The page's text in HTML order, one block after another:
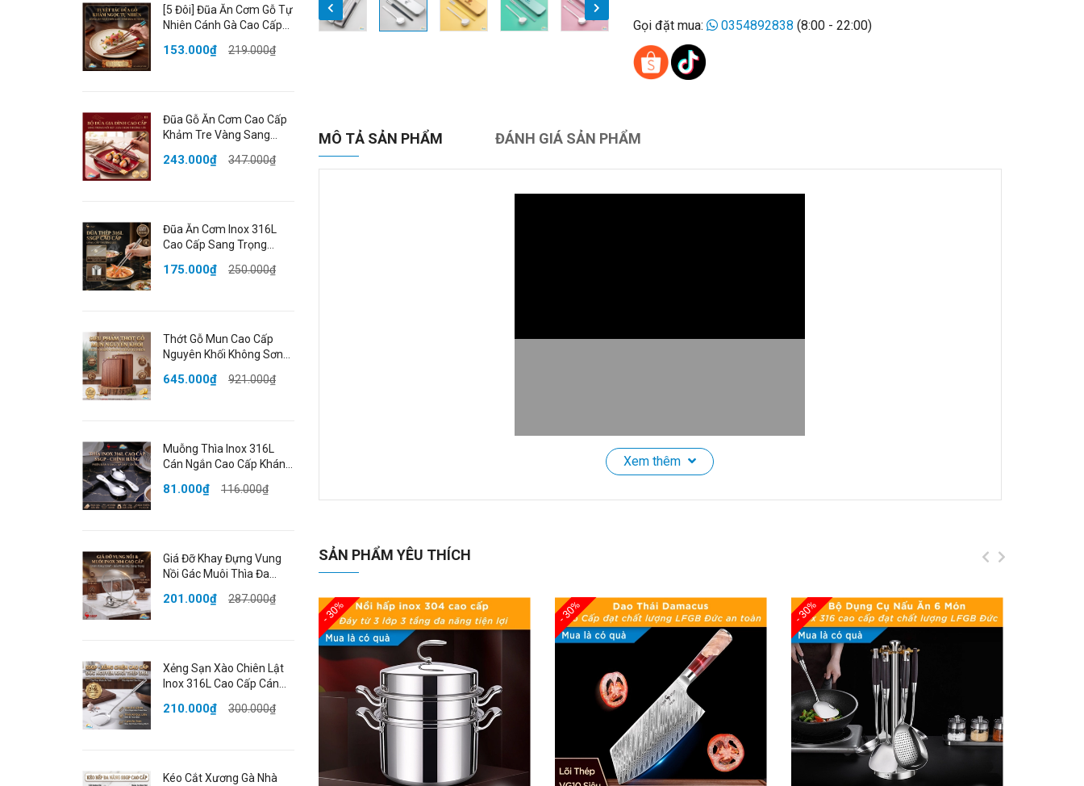
Gọi đặt mua: 0354892838 (8:00 - 22:00)
MÔ TẢ SẢN PHẨM ĐÁNH GIÁ SẢN PHẨM
✔️Tính năng - Lợi ích sản phẩm:
- Bộ thìa đũa cá nhân chất liệu inox 304 cao cấp an toàn tuyệt đối với sức khỏe
- Kích thước bộ thìa đũa nhỏ gọn dễ dàng bỏ túi mang đi phù hợp với: đi làm văn phòng, đi chơi, đi du lịch, ...
- Sử dụng xong rửa sạnh dễ dàng cất gọn vào hộp nhanh chóng.
- Hộp đậy kín bao quản thìa đũa trong điều kiện tốt nhất.
- Khăn lau đi kèm bộ thìa đũa tiện lợi hơn thích hơn.
- Thiết kế bộ thìa đũa nhỏ gọn đơn giản nhưng cầm trên tay sẽ rất sang trọng.
🌈Thông tin sản phẩm:
Xem thêm
SẢN PHẨM YÊU THÍCH
- 30% - 30% - 30%
[5 Đôi] Đũa Ăn Cơm Gỗ Tự
Nhiên Cánh Gà Cao Cấp
Trọng Chống Ẩm Mốc
153.000₫ 219.000₫
Đũa Gỗ Ăn Cơm Cao Cấp
Khảm Tre Vàng Sang
Nhiệt Không Ẩm Mốc An
243.000₫ 347.000₫
Đũa Ăn Cơm Inox 316L
Cao Cấp Sang Trọng
Chống Trượt Cách Nhiệt
175.000₫ 250.000₫
Thớt Gỗ Mun Cao Cấp
Nguyên Khối Không Sơn
Chín Đạt Chất Lượng
645.000₫ 921.000₫
Muỗng Thìa Inox 316L
Cán Ngắn Cao Cấp Kháng
Đạt Chất Lượng LFGB Đức
81.000₫ 116.000₫
Giá Đỡ Khay Đựng Vung
Nồi Gác Muôi Thìa Đa
Chống Gỉ SSGP Berlin
201.000₫ 287.000₫
Xẻng Sạn Xào Chiên Lật
Inox 316L Cao Cấp Cán
Toàn Đạt Chất Lượng
210.000₫ 300.000₫
Kéo Cắt Xương Gà Nhà